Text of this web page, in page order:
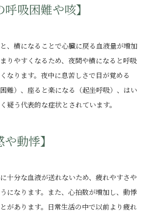
呼吸困難や咳】
、横になることで心臓に戻る血液量が増加
りやすくなるため、夜間や横になると呼吸
なります。夜中に息苦しさで目が覚める
困難）、座ると楽になる（起坐呼吸）、はい
疑う代表的な症状とされています。
や動悸】
十分な血液が送れないため、疲れやすさや
になります。また、心拍数が増加し、動悸
があります。日常生活の中で以前より疲れ